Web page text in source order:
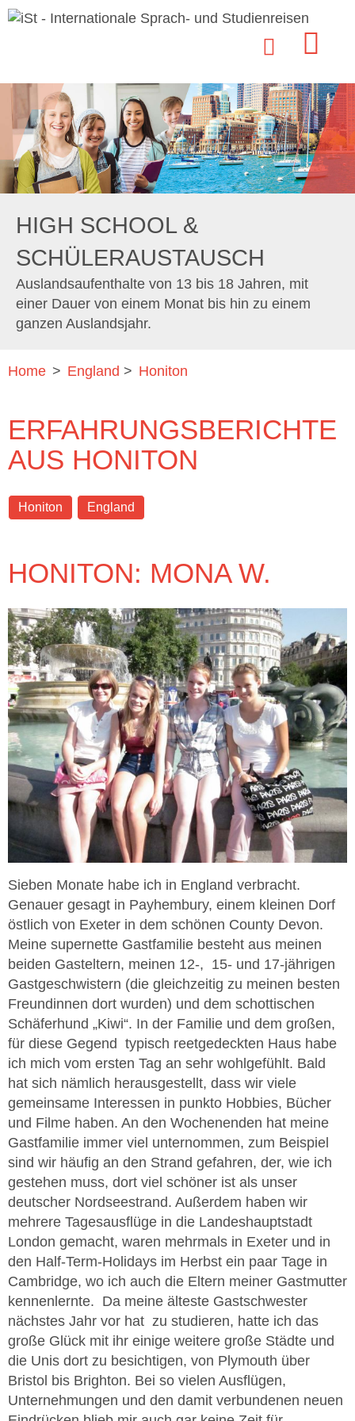
HIGH SCHOOL &
SCHÜLERAUSTAUSCH
Auslandsaufenthalte von 13 bis 18 Jahren, mit
einer Dauer von einem Monat bis hin zu einem
ganzen Auslandsjahr.
Home > England > Honiton
ERFAHRUNGSBERICHTE
AUS HONITON
Honiton England
HONITON: MONA W.
Sieben Monate habe ich in England verbracht.
Genauer gesagt in Payhembury, einem kleinen Dorf
östlich von Exeter in dem schönen County Devon.
Meine supernette Gastfamilie besteht aus meinen
beiden Gasteltern, meinen 12-, 15- und 17-jährigen
Gastgeschwistern (die gleichzeitig zu meinen besten
Freundinnen dort wurden) und dem schottischen
Schäferhund „Kiwi“. In der Familie und dem großen,
für diese Gegend typisch reetgedeckten Haus habe
ich mich vom ersten Tag an sehr wohlgefühlt. Bald
hat sich nämlich herausgestellt, dass wir viele
gemeinsame Interessen in punkto Hobbies, Bücher
und Filme haben. An den Wochenenden hat meine
Gastfamilie immer viel unternommen, zum Beispiel
sind wir häufig an den Strand gefahren, der, wie ich
gestehen muss, dort viel schöner ist als unser
deutscher Nordseestrand. Außerdem haben wir
mehrere Tagesausflüge in die Landeshauptstadt
London gemacht, waren mehrmals in Exeter und in
den Half-Term-Holidays im Herbst ein paar Tage in
Cambridge, wo ich auch die Eltern meiner Gastmutter
kennenlernte. Da meine älteste Gastschwester
nächstes Jahr vor hat zu studieren, hatte ich das
große Glück mit ihr einige weitere große Städte und
die Unis dort zu besichtigen, von Plymouth über
Bristol bis Brighton. Bei so vielen Ausflügen,
Unternehmungen und den damit verbundenen neuen